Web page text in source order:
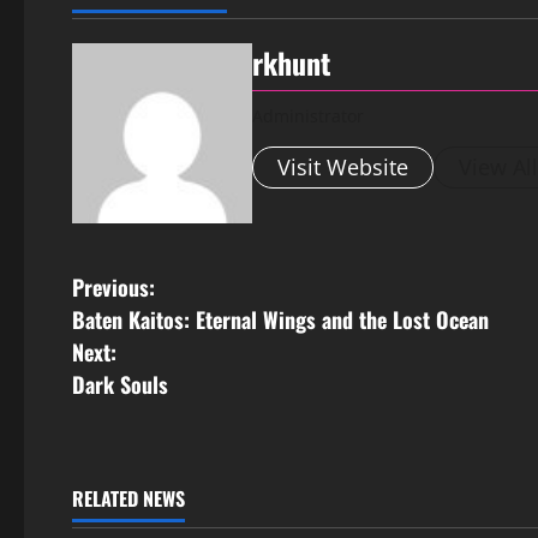
rkhunt
Visit Website
Previous:
Baten Kaitos: Eternal Wings and the Lost Ocean
Next:
Dark Souls
RELATED NEWS